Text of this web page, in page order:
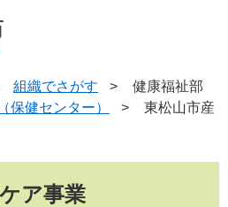
組織でさがす >
健康福祉部
保健センター） >
東松山市産
ア事業